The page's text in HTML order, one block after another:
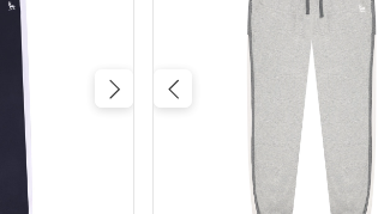
Next
Previous